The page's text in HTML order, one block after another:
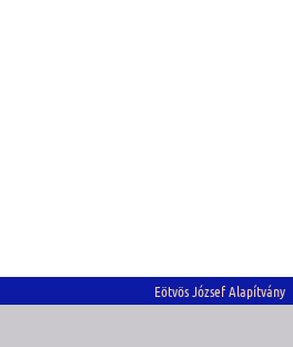
Eötvös József Alapítvány